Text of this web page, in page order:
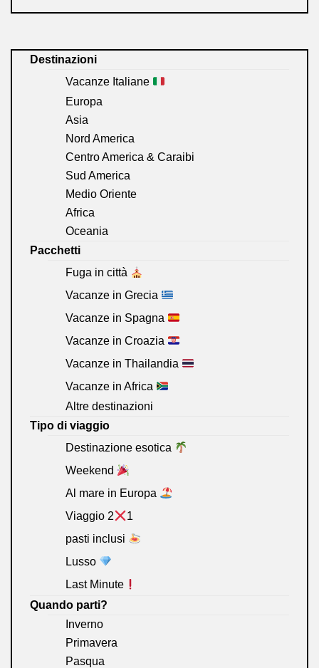
Destinazioni
Vacanze Italiane
Europa
Asia
Nord America
Centro America & Caraibi
Sud America
Medio Oriente
Africa
Oceania
Pacchetti
Fuga in città
Vacanze in Grecia
Vacanze in Spagna
Vacanze in Croazia
Vacanze in Thailandia
Vacanze in Africa
Altre destinazioni
Tipo di viaggio
Destinazione esotica
Weekend
Al mare in Europa
Viaggio 2
1
pasti inclusi
Lusso
Last Minute
Quando parti?
Inverno
Primavera
Pasqua